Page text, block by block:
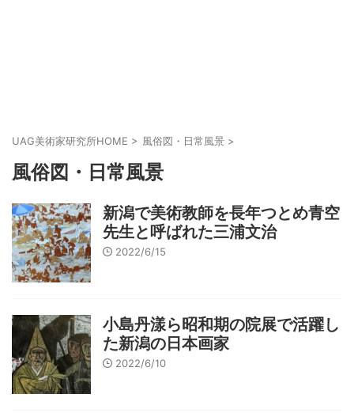
UAG美術家研究所HOME > 風俗図・日常風景 >
風俗図・日常風景
新潟で美術教師を長年つとめ青空
先生と呼ばれた三浦文治
2022/6/15
小島丹漾ら昭和期の院展で活躍し
た新潟の日本画家
2022/6/10